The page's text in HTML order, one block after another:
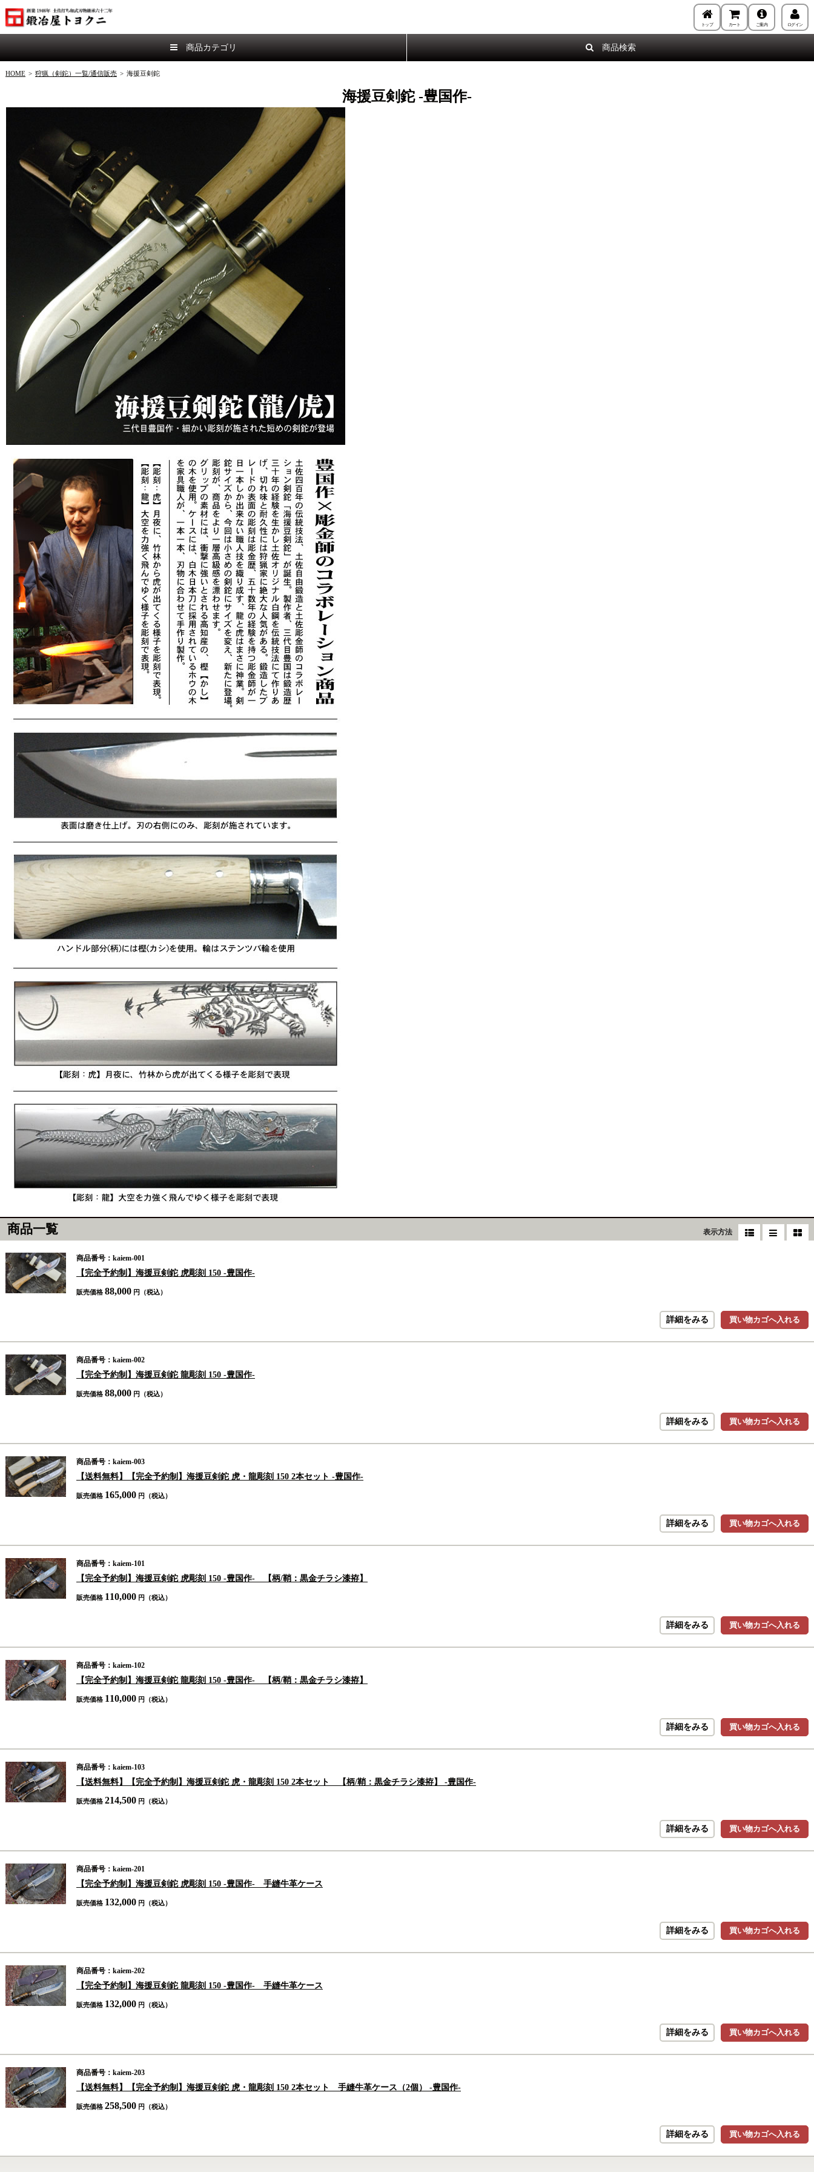
トップ カート ご案内 ログイン
商品カテゴリ 商品検索
HOME > 狩猟（剣鉈）一覧/通信販売 > 海援豆剣鉈
海援豆剣鉈 -豊国作-
商品一覧 表示方法
商品番号：kaiem-001
【完全予約制】海援豆剣鉈 虎彫刻 150 -豊国作-
販売価格 88,000 円（税込）
買い物カゴへ入れる
詳細をみる
商品番号：kaiem-002
【完全予約制】海援豆剣鉈 龍彫刻 150 -豊国作-
販売価格 88,000 円（税込）
買い物カゴへ入れる
詳細をみる
商品番号：kaiem-003
【送料無料】【完全予約制】海援豆剣鉈 虎・龍彫刻 150 2本セット -豊国作-
販売価格 165,000 円（税込）
買い物カゴへ入れる
詳細をみる
商品番号：kaiem-101
【完全予約制】海援豆剣鉈 虎彫刻 150 -豊国作- 【柄/鞘：黒金チラシ漆拵】
販売価格 110,000 円（税込）
買い物カゴへ入れる
詳細をみる
商品番号：kaiem-102
【完全予約制】海援豆剣鉈 龍彫刻 150 -豊国作- 【柄/鞘：黒金チラシ漆拵】
販売価格 110,000 円（税込）
買い物カゴへ入れる
詳細をみる
商品番号：kaiem-103
【送料無料】【完全予約制】海援豆剣鉈 虎・龍彫刻 150 2本セット 【柄/鞘：黒金チラシ漆拵】 -豊国作-
販売価格 214,500 円（税込）
買い物カゴへ入れる
詳細をみる
商品番号：kaiem-201
【完全予約制】海援豆剣鉈 虎彫刻 150 -豊国作- 手縫牛革ケース
販売価格 132,000 円（税込）
買い物カゴへ入れる
詳細をみる
商品番号：kaiem-202
【完全予約制】海援豆剣鉈 龍彫刻 150 -豊国作- 手縫牛革ケース
販売価格 132,000 円（税込）
買い物カゴへ入れる
詳細をみる
商品番号：kaiem-203
【送料無料】【完全予約制】海援豆剣鉈 虎・龍彫刻 150 2本セット 手縫牛革ケース（2個） -豊国作-
販売価格 258,500 円（税込）
買い物カゴへ入れる
詳細をみる